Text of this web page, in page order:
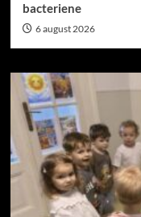
bacteriene
6 august 2026